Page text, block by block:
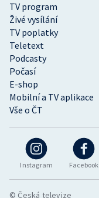
Instagram Facebook
TV program
Živé vysílání
TV poplatky
Teletext
Podcasty
Počasí
E-shop
Mobilní a TV aplikace
Vše o ČT
© Česká televize